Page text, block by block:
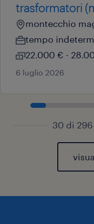
trasformatori
montecchio
tempo
22.000 € -
6 luglio 2026
30 di